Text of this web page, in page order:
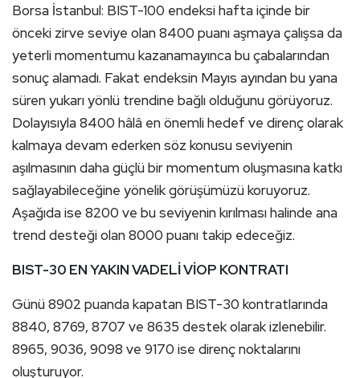
Borsa İstanbul: BIST-100 endeksi hafta içinde bir
önceki zirve seviye olan 8400 puanı aşmaya çalışsa da
yeterli momentumu kazanamayınca bu çabalarından
sonuç alamadı. Fakat endeksin Mayıs ayından bu yana
süren yukarı yönlü trendine bağlı olduğunu görüyoruz.
Dolayısıyla 8400 hâlâ en önemli hedef ve direnç olarak
kalmaya devam ederken söz konusu seviyenin
aşılmasının daha güçlü bir momentum oluşmasına katkı
sağlayabileceğine yönelik görüşümüzü koruyoruz.
Aşağıda ise 8200 ve bu seviyenin kırılması halinde ana
trend desteği olan 8000 puanı takip edeceğiz.
BIST-30 EN YAKIN VADELİ VİOP KONTRATI
Günü 8902 puanda kapatan BIST-30 kontratlarında
8840, 8769, 8707 ve 8635 destek olarak izlenebilir.
8965, 9036, 9098 ve 9170 ise direnç noktalarını
oluşturuyor.